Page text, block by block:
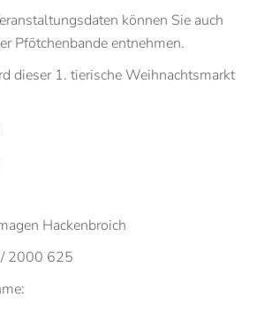
können Sie auch
Pfötchenbande entnehmen.
dieser 1. tierische Weihnachtsmarkt
Hackenbroich
2000 625